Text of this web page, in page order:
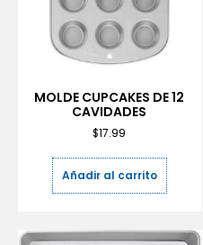
MOLDE CUPCAKES DE 12
CAVIDADES
$17.99
Añadir al carrito